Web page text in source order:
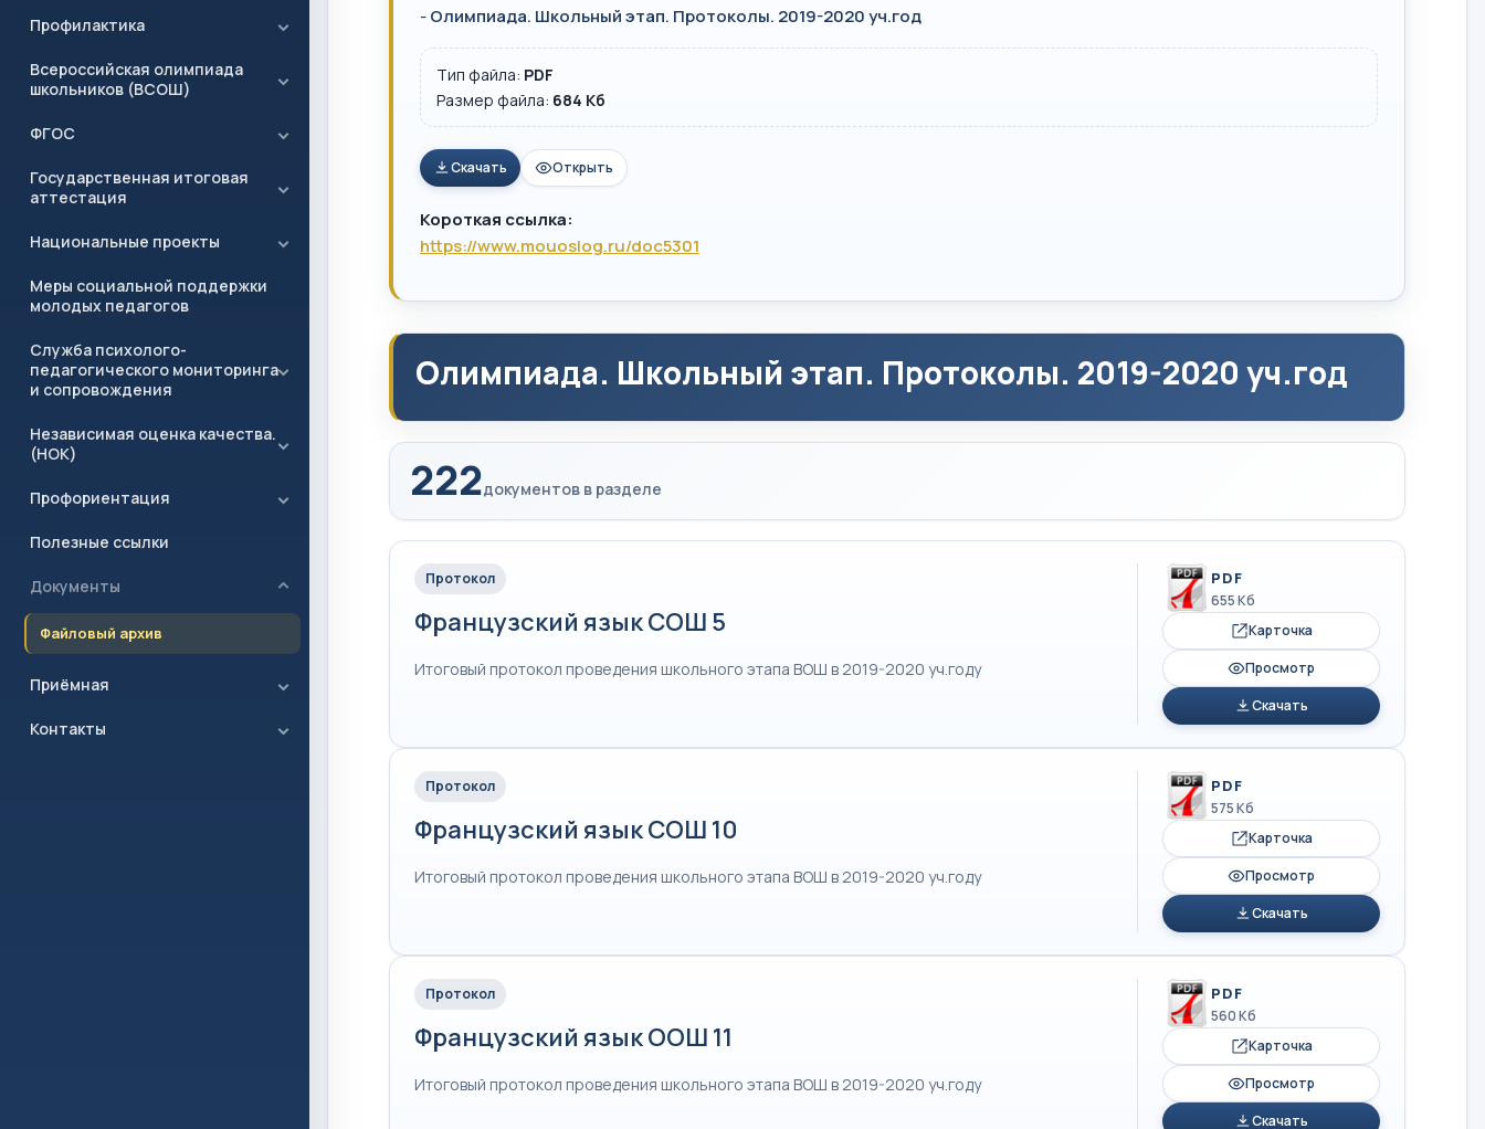
Профилактика
Всероссийская олимпиада
школьников (ВСОШ)
ФГОС
Государственная итоговая
аттестация
Национальные проекты
Меры социальной поддержки
молодых педагогов
Служба психолого-
педагогического мониторинга
и сопровождения
Независимая оценка качества.
(НОК)
Профориентация
Полезные ссылки
Документы
Файловый архив
Приёмная
Контакты
-Олимпиада. Школьный этап. Протоколы. 2019-2020 уч.год
Тип файла: PDF
Размер файла: 684 Кб
Скачать Открыть
Короткая ссылка:
https://www.mouoslog.ru/doc5301
Олимпиада. Школьный этап. Протоколы. 2019-2020 уч.год
222документов в разделе
Протокол
Французский язык СОШ 5
Итоговый протокол проведения школьного этапа ВОШ в 2019-2020 уч.году
PDF
655 Кб
Карточка
Просмотр
Скачать
Протокол
Французский язык СОШ 10
Итоговый протокол проведения школьного этапа ВОШ в 2019-2020 уч.году
PDF
575 Кб
Карточка
Просмотр
Скачать
Протокол
Французский язык ООШ 11
Итоговый протокол проведения школьного этапа ВОШ в 2019-2020 уч.году
PDF
560 Кб
Карточка
Просмотр
Скачать